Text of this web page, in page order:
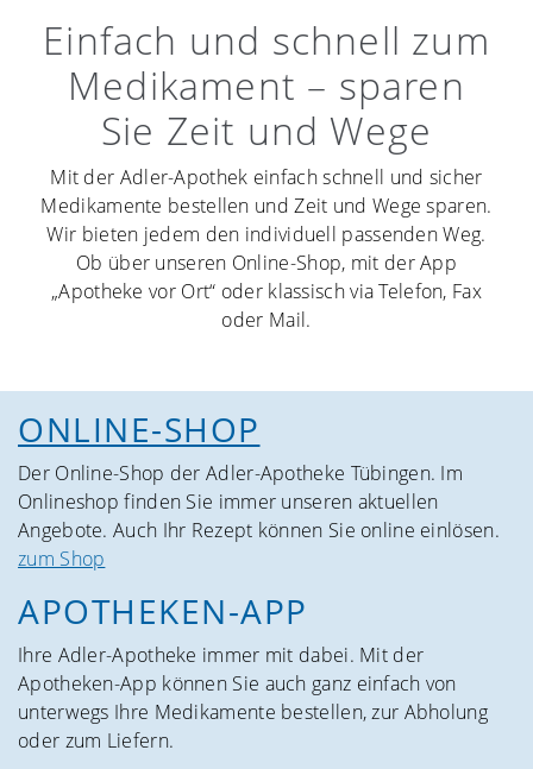
Ernährungsberatung
Phytothek
TCM
Onkologiepatienten-Betreuung
Haus- & Reiseapotheke
Kompressionsstrümpfe
Medikamente
Grippe-Schutzimpfung
Apotheken Drive-In
Kundenkarte
Kontakt
HAUTNAH
Behandlungen
Kosmetik-Produkte
Kontakt
Einfach und schnell zum
Medikament – sparen
Sie Zeit und Wege
Mit der Adler-Apothek einfach schnell und sicher
Medikamente bestellen und Zeit und Wege sparen.
Wir bieten jedem den individuell passenden Weg.
Ob über unseren Online-Shop, mit der App
„Apotheke vor Ort“ oder klassisch via Telefon, Fax
oder Mail.
ONLINE-SHOP
Der Online-Shop der Adler-Apotheke Tübingen. Im
Onlineshop finden Sie immer unseren aktuellen
Angebote. Auch Ihr Rezept können Sie online einlösen.
zum Shop
APOTHEKEN-APP
Ihre Adler-Apotheke immer mit dabei. Mit der
Apotheken-App können Sie auch ganz einfach von
unterwegs Ihre Medikamente bestellen, zur Abholung
oder zum Liefern.